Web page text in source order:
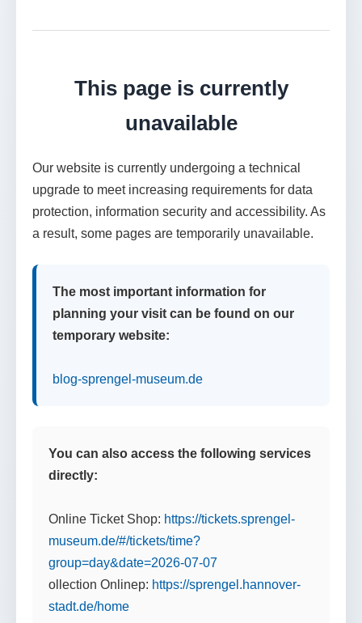
This page is currently
unavailable
Our website is currently undergoing a technical
upgrade to meet increasing requirements for data
protection, information security and accessibility. As
a result, some pages are temporarily unavailable.
The most important information for
planning your visit can be found on our
temporary website:
blog-sprengel-museum.de
You can also access the following services
directly:
Online Ticket Shop: https://tickets.sprengel-
museum.de/#/tickets/time?
group=day&date=2026-07-07
ollection Onlinep: https://sprengel.hannover-
stadt.de/home